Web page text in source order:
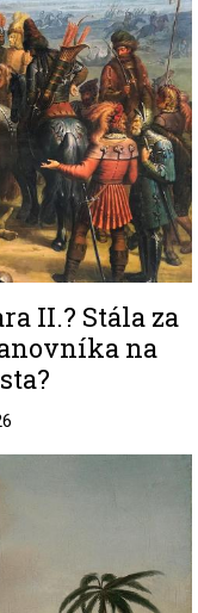
II.? Stála za
na